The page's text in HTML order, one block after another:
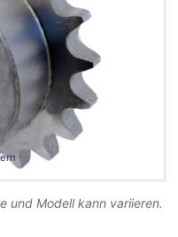
und Modell kann variieren.